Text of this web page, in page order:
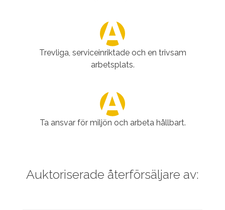
Trevliga, serviceinriktade och en trivsam
arbetsplats.
Ta ansvar för miljön och arbeta hållbart.
Auktoriserade återförsäljare av: